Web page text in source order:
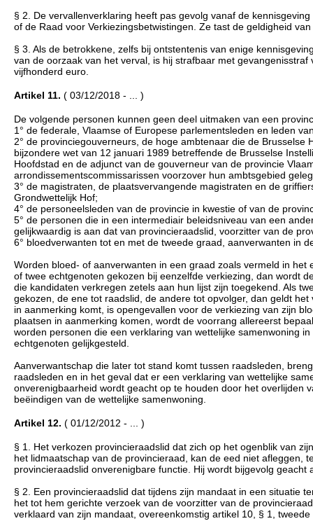
§ 2. De vervallenverklaring heeft pas gevolg vanaf de
of de Raad voor Verkiezingsbetwistingen. Ze tast de geldigheid
§ 3. Als de betrokkene, zelfs bij ontstentenis van enige
van de oorzaak van het verval, is hij strafbaar met
vijfhonderd euro.
Artikel 11. ( 03/12/2018 - ... )
De volgende personen kunnen geen deel uitmaken van een
1° de federale, Vlaamse of Europese parlementsleden en leden
2° de provinciegouverneurs, de hoge ambtenaar die de
bijzondere wet van 12 januari 1989 betreffende de Brusselse
Hoofdstad en de adjunct van de gouverneur van de provincie
arrondissementscommissarissen voorzover hun ambtsgebied
3° de magistraten, de plaatsvervangende magistraten en de
Grondwettelijk Hof;
4° de personeelsleden van de provincie in kwestie of van de
5° de personen die in een intermediair beleidsniveau van een
gelijkwaardig is aan dat van provincieraadslid, voorzitter van de
6° bloedverwanten tot en met de tweede graad, aanverwanten in
Worden bloed- of aanverwanten in een graad zoals vermeld in het
of twee echtgenoten gekozen bij eenzelfde verkiezing, dan wordt
die kandidaten verkregen zetels aan hun lijst zijn toegekend. Als
gekozen, de ene tot raadslid, de andere tot opvolger, dan geldt
in aanmerking komt, is opengevallen voor de verkiezing van zijn
plaatsen in aanmerking komen, wordt de voorrang allereerst
worden personen die een verklaring van wettelijke samenwoning
echtgenoten gelijkgesteld.
Aanverwantschap die later tot stand komt tussen raadsleden,
raadsleden en in het geval dat er een verklaring van wettelijke
onverenigbaarheid wordt geacht op te houden door het overlijden
beëindigen van de wettelijke samenwoning.
Artikel 12. ( 01/12/2012 - ... )
§ 1. Het verkozen provincieraadslid dat zich op het ogenblik van
het lidmaatschap van de provincieraad, kan de eed niet afleggen,
provincieraadslid onverenigbare functie. Hij wordt bijgevolg
§ 2. Een provincieraadslid dat tijdens zijn mandaat in een situatie
het tot hem gerichte verzoek van de voorzitter van de
verklaard van zijn mandaat, overeenkomstig artikel 10, § 1,